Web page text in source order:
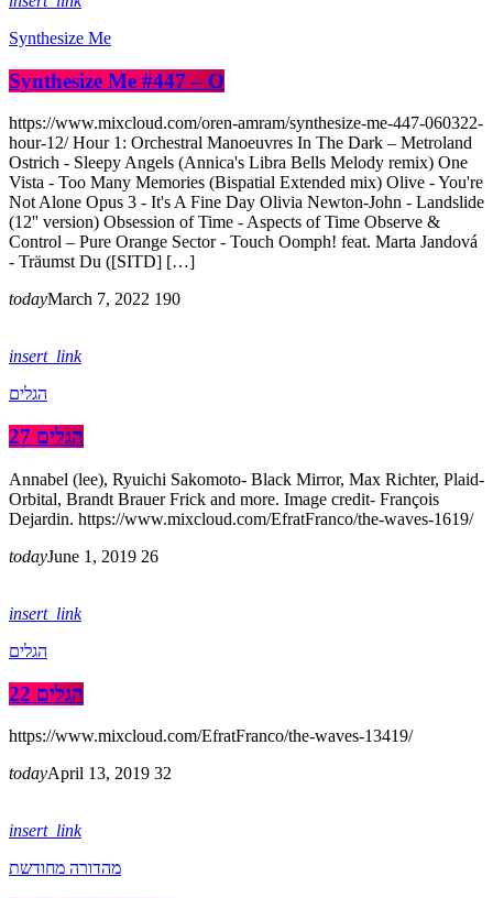
Synthesize Me
Synthesize Me #447 – O
https://www.mixcloud.com/oren-amram/synthesize-me-447-060322-
hour-12/ Hour 1: Orchestral Manoeuvres In The Dark – Metroland
Ostrich - Sleepy Angels (Annica's Libra Bells Melody remix) One
Vista - Too Many Memories (Bispatial Extended mix) Olive - You're
Not Alone Opus 3 - It's A Fine Day Olivia Newton-John - Landslide
(12'' version) Obsession of Time - Aspects of Time Observe &
Control – Pure Orange Sector - Touch Oomph! feat. Marta Jandová
- Träumst Du ([SITD] […]
todayMarch 7, 2022 190
insert_link
הגלים
הגלים 27
Annabel (lee), Ryuichi Sakomoto- Black Mirror, Max Richter, Plaid-
Orbital, Brandt Brauer Frick and more. Image credit- François
Dejardin. https://www.mixcloud.com/EfratFranco/the-waves-1619/
todayJune 1, 2019 26
insert_link
הגלים
הגלים 22
https://www.mixcloud.com/EfratFranco/the-waves-13419/
todayApril 13, 2019 32
insert_link
מהדורה מחודשת